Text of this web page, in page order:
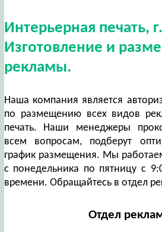
Интерьерная печать,
Изготовление и
рекламы.
Наша компания является
по размещению всех видов
печать. Наши менеджеры
всем вопросам, подберут
график размещения. Мы
с понедельника по пятницу с
времени. Обращайтесь в отдел
Отдел